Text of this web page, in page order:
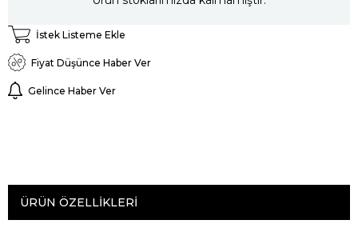
İstek Listeme Ekle
Fiyat Düşünce Haber Ver
Gelince Haber Ver
ÜRÜN ÖZELLIKLERI